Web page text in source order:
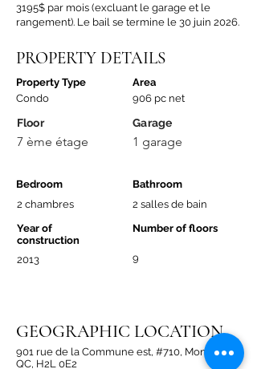
3195$ par mois (excluant le garage et le
rangement). Le bail se termine le 30 juin 2026.
PROPERTY DETAILS
Property Type
Condo
Area
906 pc net
Floor Garage
7 ème étage 1 garage
Bedroom
2 chambres
Year of
construction
2013
Bathroom
2 salles de bain
Number of floors
9
GEOGRAPHIC LOCATION
901 rue de la Commune est, #710, Montréal,
QC, H2L 0E2